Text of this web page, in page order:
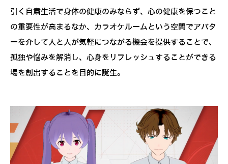
引く自粛生活で身体の健康のみならず、心の健康を保つこと
の重要性が高まるなか、カラオケルームという空間でアバタ
ーを介して人と人が気軽につながる機会を提供することで、
孤独や悩みを解消し、心身をリフレッシュすることができる
場を創出することを目的に誕生。